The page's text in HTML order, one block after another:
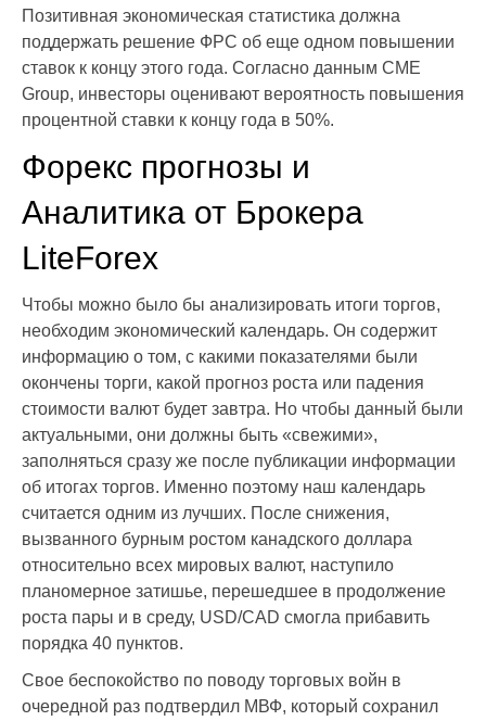
Позитивная экономическая статистика должна
поддержать решение ФРС об еще одном повышении
ставок к концу этого года. Согласно данным CME
Group, инвесторы оценивают вероятность повышения
процентной ставки к концу года в 50%.
Форекс прогнозы и
Аналитика от Брокера
LiteForex
Чтобы можно было бы анализировать итоги торгов,
необходим экономический календарь. Он содержит
информацию о том, с какими показателями были
окончены торги, какой прогноз роста или падения
стоимости валют будет завтра. Но чтобы данный были
актуальными, они должны быть «свежими»,
заполняться сразу же после публикации информации
об итогах торгов. Именно поэтому наш календарь
считается одним из лучших. После снижения,
вызванного бурным ростом канадского доллара
относительно всех мировых валют, наступило
планомерное затишье, перешедшее в продолжение
роста пары и в среду, USD/CAD смогла прибавить
порядка 40 пунктов.
Свое беспокойство по поводу торговых войн в
очередной раз подтвердил МВФ, который сохранил